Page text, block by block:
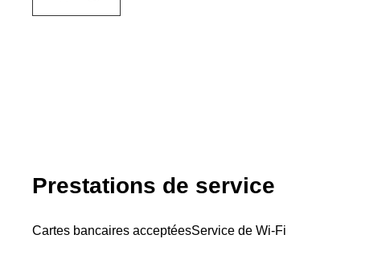
Prestations de service
Cartes bancaires acceptéesService de Wi-Fi